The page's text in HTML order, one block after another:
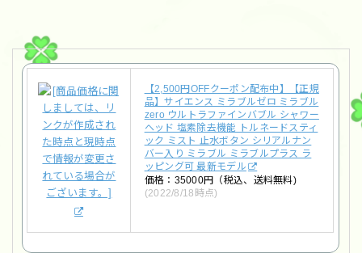
【2,500円OFFクーポン配布中】【正規
品】サイエンス ミラブルゼロ ミラブル
zero ウルトラファインバブル シャワー
ヘッド 塩素除去機能 トルネードスティ
ック ミスト 止水ボタン シリアルナン
バー入り ミラブル ミラブルプラス ラ
ッピング可 最新モデル
価格：35000円（税込、送料無料)
(2022/8/18時点)